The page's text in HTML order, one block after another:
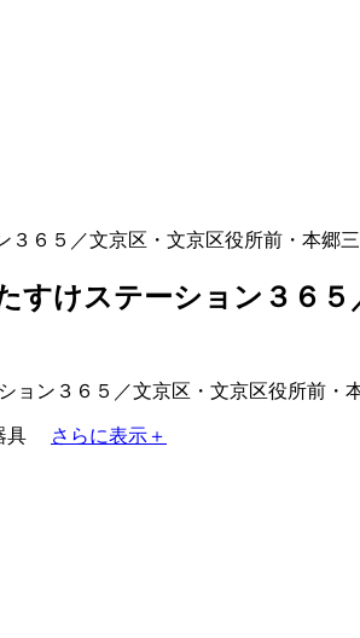
３６５／文京区・文京区役所前・本郷
すけステーション３６
具 さらに表示＋